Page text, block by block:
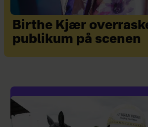
Birthe Kjær
publikum på scenen